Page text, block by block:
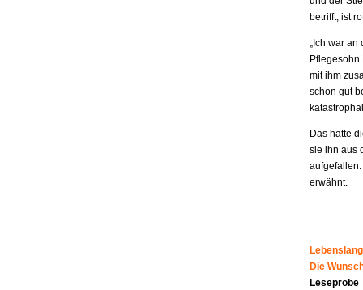
betrifft, ist
„Ich war
Pflegesohn
mit ihm
schon gut
Das hatte
sie ihn aus
erwähnt.
Die
Leseprobe